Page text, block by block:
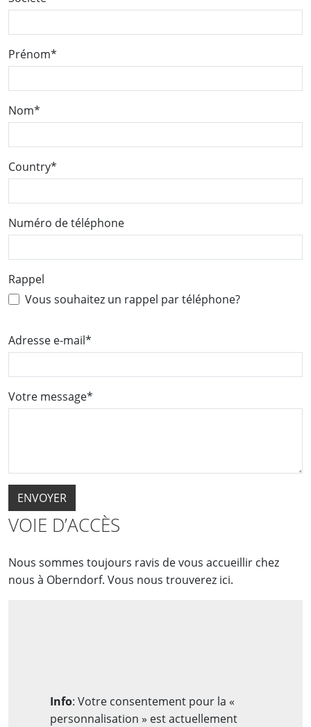
Prénom*
Nom*
Country*
Numéro de téléphone
Rappel
Vous souhaitez un rappel par téléphone?
Adresse e-mail*
Votre message*
VOIE D’ACCÈS
Nous sommes toujours ravis de vous accueillir chez
nous à Oberndorf. Vous nous trouverez ici.
Info: Votre consentement pour la «
personnalisation » est actuellement